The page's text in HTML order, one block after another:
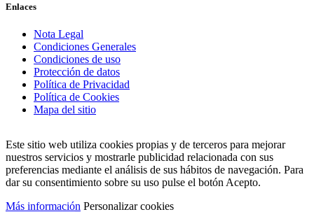
Enlaces
Nota Legal
Condiciones Generales
Condiciones de uso
Protección de datos
Política de Privacidad
Política de Cookies
Mapa del sitio
Este sitio web utiliza cookies propias y de terceros para mejorar
nuestros servicios y mostrarle publicidad relacionada con sus
preferencias mediante el análisis de sus hábitos de navegación. Para
dar su consentimiento sobre su uso pulse el botón Acepto.
Más información Personalizar cookies